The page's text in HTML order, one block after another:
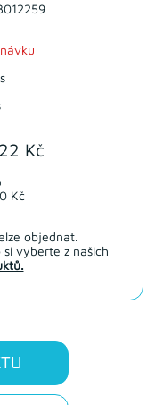
Kč
Kč
objednat.
vyberte z našich